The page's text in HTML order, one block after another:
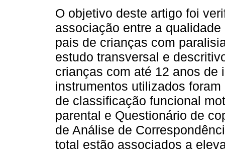
O objetivo deste artigo foi
associação entre a
pais de crianças com
estudo transversal e
crianças com até 12 anos de
instrumentos utilizados
de classificação funcional
parental e Questionário de
de Análise de
total estão associados a